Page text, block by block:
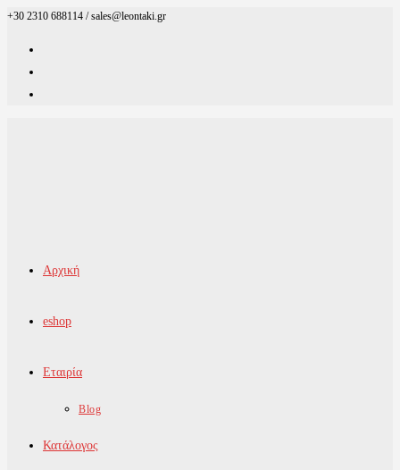
Skip
+30 2310 688114 / sales@leontaki.gr
Αρχική
eshop
Εταιρία
Blog
Κατάλογος